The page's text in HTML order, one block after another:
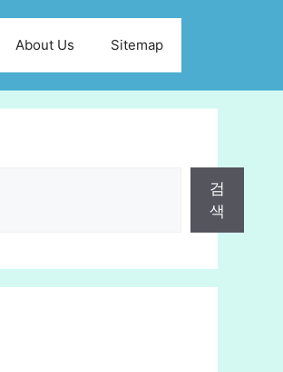
About Us Sitemap
검
색